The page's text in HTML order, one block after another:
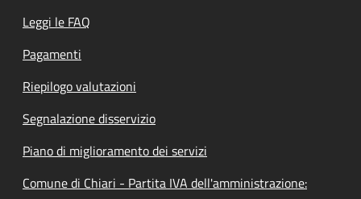
Leggi le FAQ
Pagamenti
Riepilogo valutazioni
Segnalazione disservizio
Piano di miglioramento dei servizi
Comune di Chiari - Partita IVA dell'amministrazione: